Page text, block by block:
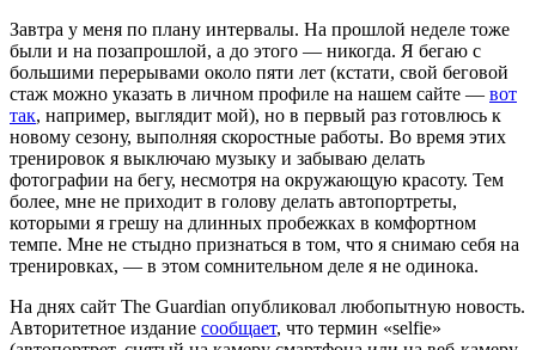
Завтра у меня по плану интервалы. На прошлой неделе тоже
были и на позапрошлой, а до этого — никогда. Я бегаю с
большими перерывами около пяти лет (кстати, свой беговой
стаж можно указать в личном профиле на нашем сайте — вот
так, например, выглядит мой), но в первый раз готовлюсь к
новому сезону, выполняя скоростные работы. Во время этих
тренировок я выключаю музыку и забываю делать
фотографии на бегу, несмотря на окружающую красоту. Тем
более, мне не приходит в голову делать автопортреты,
которыми я грешу на длинных пробежках в комфортном
темпе. Мне не стыдно признаться в том, что я снимаю себя на
тренировках, — в этом сомнительном деле я не одинока.
На днях сайт The Guardian опубликовал любопытную новость.
Авторитетное издание сообщает, что термин «selfie»